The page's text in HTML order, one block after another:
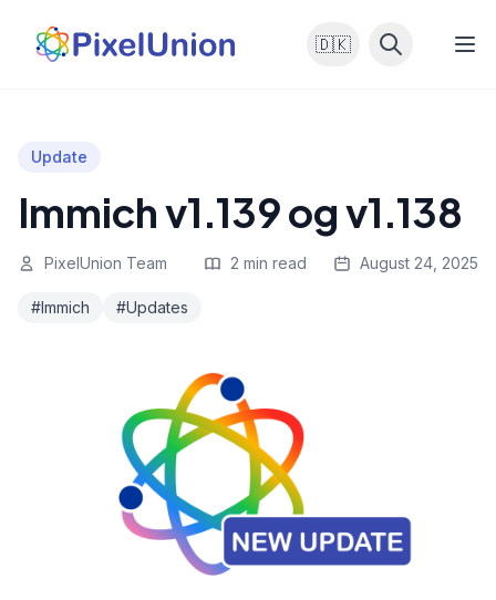
🇩🇰
Update
Immich v1.139 og v1.138
PixelUnion Team 2 min read August 24, 2025
#Immich #Updates